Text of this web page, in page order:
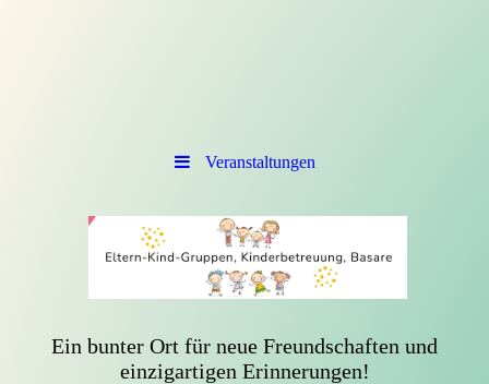
Veranstaltungen
Ein bunter Ort für neue Freundschaften und
einzigartigen Erinnerungen!